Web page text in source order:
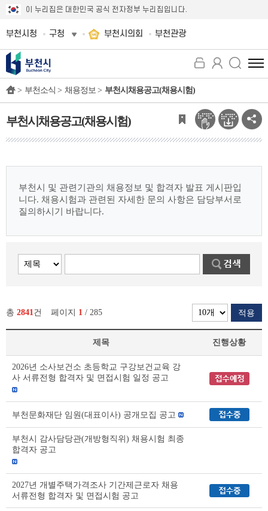
이 누리집은 대한민국 공식 전자정부 누리집입니다.
부천시청 구청 부천시의회 부천관광
전
체
뉴
보
기
> 부천소식 > 채용정보 > 부천시채용공고(채용시험)
부천시채용공고(채용시험)
부천시 및 관련기관의 채용정보 및 합격자 발표 게시판입
니다. 채용시험과 관련된 자세한 문의 사항은 담당부서로
질의하시기 바랍니다.
총 2841건 페이지 1 / 285 적용
부
천
시
용
고
(채
용
험)
리
스
제목 진행상황
2026년 소사보건소 초등학교 구강보건교육 강
사 서류전형 합격자 및 면접시험 일정 공고
부천문화재단 임원(대표이사) 공개모집 공고
부천시 감사담당관(개방형직위) 채용시험 최종
합격자 공고
2027년 개별주택가격조사 기간제근로자 채용
서류전형 합격자 및 면접시험 공고